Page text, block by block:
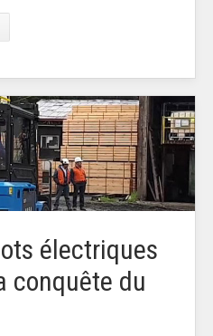
électriques
conquête du